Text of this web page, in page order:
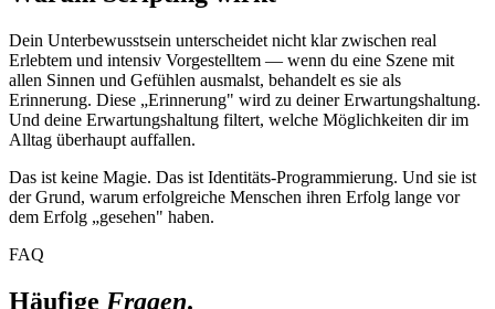
Dein Unterbewusstsein unterscheidet nicht klar zwischen real
Erlebtem und intensiv Vorgestelltem — wenn du eine Szene mit
allen Sinnen und Gefühlen ausmalst, behandelt es sie als
Erinnerung. Diese „Erinnerung" wird zu deiner Erwartungshaltung.
Und deine Erwartungshaltung filtert, welche Möglichkeiten dir im
Alltag überhaupt auffallen.
Das ist keine Magie. Das ist Identitäts-Programmierung. Und sie ist
der Grund, warum erfolgreiche Menschen ihren Erfolg lange vor
dem Erfolg „gesehen" haben.
FAQ
Häufige Fragen.